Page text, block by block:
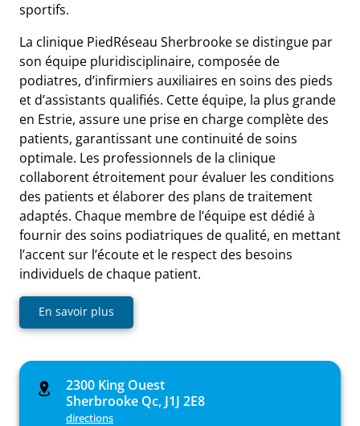
sportifs.
La clinique PiedRéseau Sherbrooke se distingue par
son équipe pluridisciplinaire, composée de
podiatres, d’infirmiers auxiliaires en soins des pieds
et d’assistants qualifiés. Cette équipe, la plus grande
en Estrie, assure une prise en charge complète des
patients, garantissant une continuité de soins
optimale. Les professionnels de la clinique
collaborent étroitement pour évaluer les conditions
des patients et élaborer des plans de traitement
adaptés. Chaque membre de l’équipe est dédié à
fournir des soins podiatriques de qualité, en mettant
l’accent sur l’écoute et le respect des besoins
individuels de chaque patient.
En savoir plus
2300 King Ouest
Sherbrooke Qc, J1J 2E8
directions